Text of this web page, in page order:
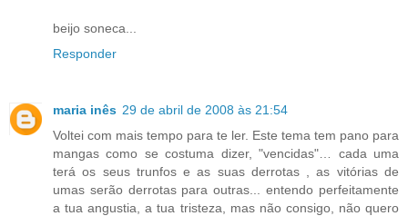
beijo soneca...
Responder
maria inês 29 de abril de 2008 às 21:54
Voltei com mais tempo para te ler. Este tema tem pano para
mangas como se costuma dizer, "vencidas"… cada uma
terá os seus trunfos e as suas derrotas , as vitórias de
umas serão derrotas para outras... entendo perfeitamente
a tua angustia, a tua tristeza, mas não consigo, não quero